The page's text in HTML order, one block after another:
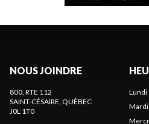
NOUS JOINDRE
800, RTE 112
SAINT-CÉSAIRE, QUÉBEC
J0L 1T0
Lundi
Mardi